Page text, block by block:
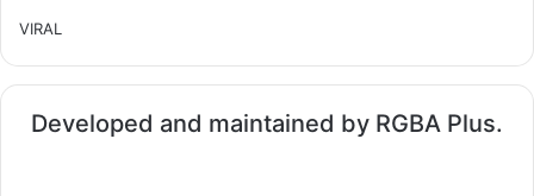
VIRAL
Developed and maintained by RGBA Plus.